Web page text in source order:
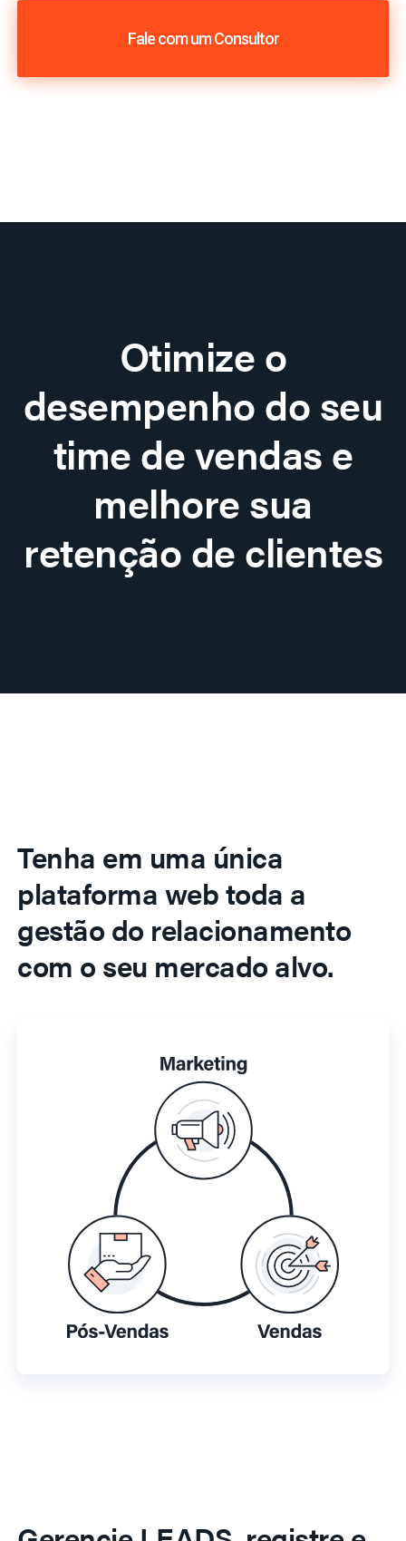
Fale com um Consultor
Otimize o
desempenho do seu
time de vendas e
melhore sua
retenção de clientes
Tenha em uma única
plataforma web toda a
gestão do relacionamento
com o seu mercado alvo.